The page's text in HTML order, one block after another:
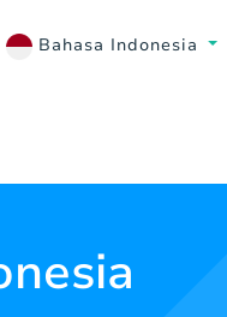
Bahasa Indonesia